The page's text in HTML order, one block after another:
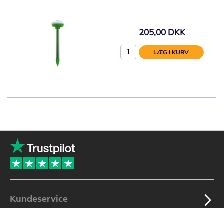
205,00 DKK
LÆG I KURV
Kundeservice